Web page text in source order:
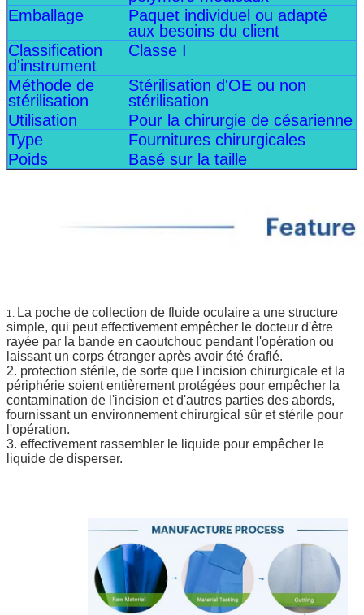
Emballage
Paquet individuel ou adapté
aux besoins du client
Classification
d'instrument
Classe I
Méthode de
stérilisation
Stérilisation d'OE ou non
stérilisation
Utilisation
Pour la chirurgie de césarienne
Type
Fournitures chirurgicales
Poids
Basé sur la taille
1. La poche de collection de fluide oculaire a une structure
simple, qui peut effectivement empêcher le docteur d'être
rayée par la bande en caoutchouc pendant l'opération ou
laissant un corps étranger après avoir été éraflé.
2. protection stérile, de sorte que l'incision chirurgicale et la
périphérie soient entièrement protégées pour empêcher la
contamination de l'incision et d'autres parties des abords,
fournissant un environnement chirurgical sûr et stérile pour
l'opération.
3. effectivement rassembler le liquide pour empêcher le
liquide de disperser.